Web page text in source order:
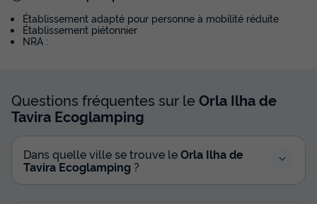
TENTE TOILE ET BOIS 3 personnes - GLAMPING T1
631,35 €
Voir les disponibilités
Établissement adapté pour personne à mobilité réduite
Établissement piétonnier
NRA :
Questions fréquentes sur leOrla Ilha de
Tavira Ecoglamping
Dans quelle ville se trouve leOrla Ilha de
Tavira Ecoglamping ?